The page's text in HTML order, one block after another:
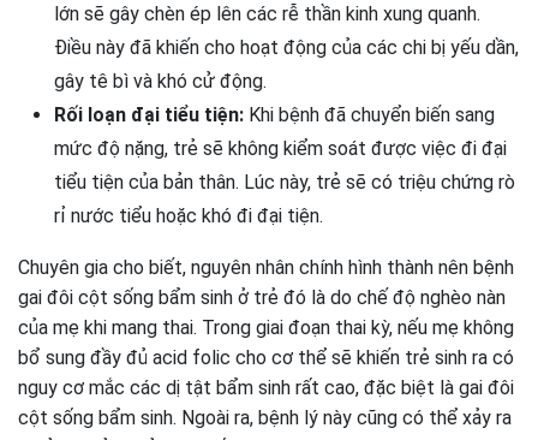
lớn sẽ gây chèn ép lên các rễ thần kinh xung quanh.
Điều này đã khiến cho hoạt động của các chi bị yếu dần,
gây tê bì và khó cử động.
Rối loạn đại tiểu tiện: Khi bệnh đã chuyển biến sang
mức độ nặng, trẻ sẽ không kiểm soát được việc đi đại
tiểu tiện của bản thân. Lúc này, trẻ sẽ có triệu chứng rò
rỉ nước tiểu hoặc khó đi đại tiện.
Chuyên gia cho biết, nguyên nhân chính hình thành nên bệnh
gai đôi cột sống bẩm sinh ở trẻ đó là do chế độ nghèo nàn
của mẹ khi mang thai. Trong giai đoạn thai kỳ, nếu mẹ không
bổ sung đầy đủ acid folic cho cơ thể sẽ khiến trẻ sinh ra có
nguy cơ mắc các dị tật bẩm sinh rất cao, đặc biệt là gai đôi
cột sống bẩm sinh. Ngoài ra, bệnh lý này cũng có thể xảy ra